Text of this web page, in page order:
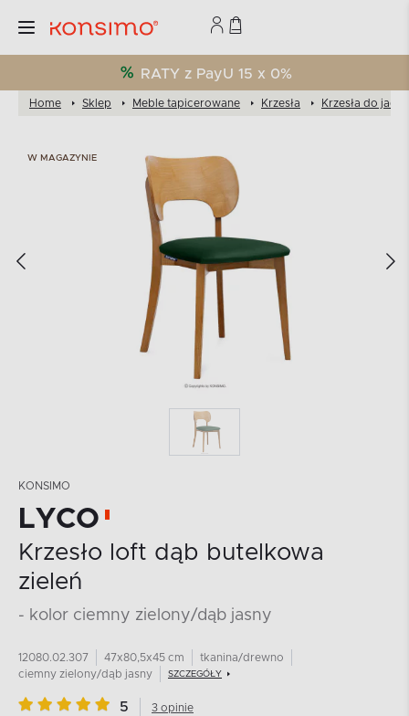
RATY z PayU 15 x 0%
Home Sklep Meble tapicerowane Krzesła Krzesła do
W MAGAZYNIE
KONSIMO
LYCO
Krzesło loft dąb butelkowa
zieleń
- kolor ciemny zielony/dąb jasny
12080.02.307 47x80,5x45 cm
tkanina/drewno
ciemny zielony/dąb jasny
SZCZEGÓŁY
5 3 opinie